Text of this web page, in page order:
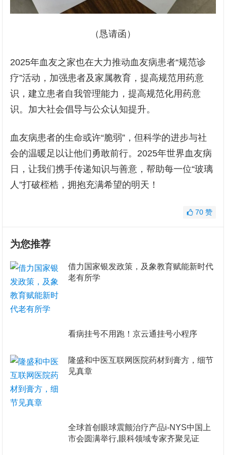
（恳请函）
2025年血友之家也在大力推动血友病患者“规范诊
疗”活动，加强患者及家属教育，提高规范用药意
识，建立患者自我管理能力，提高规范化用药意
识。加大社会倡导与公众认知提升。
血友病患者的生命或许“脆弱”，但科学的进步与社
会的温暖足以让他们勇敢前行。2025年世界血友病
日，让我们携手传递知识与善意，帮助每一位“玻璃
人”打破桎梏，拥抱充满希望的明天！
70 赞
为您推荐
​借力国家银发政策，及象教育赋能新时代
老有所学
看病挂号不用跑！京云通挂号小程序
隆盛和中医互联网医院药材到膏方，细节
见真章
全球首创眼球震颤治疗产品i-NYS中国上
市会圆满举行,眼科领域专家齐聚见证